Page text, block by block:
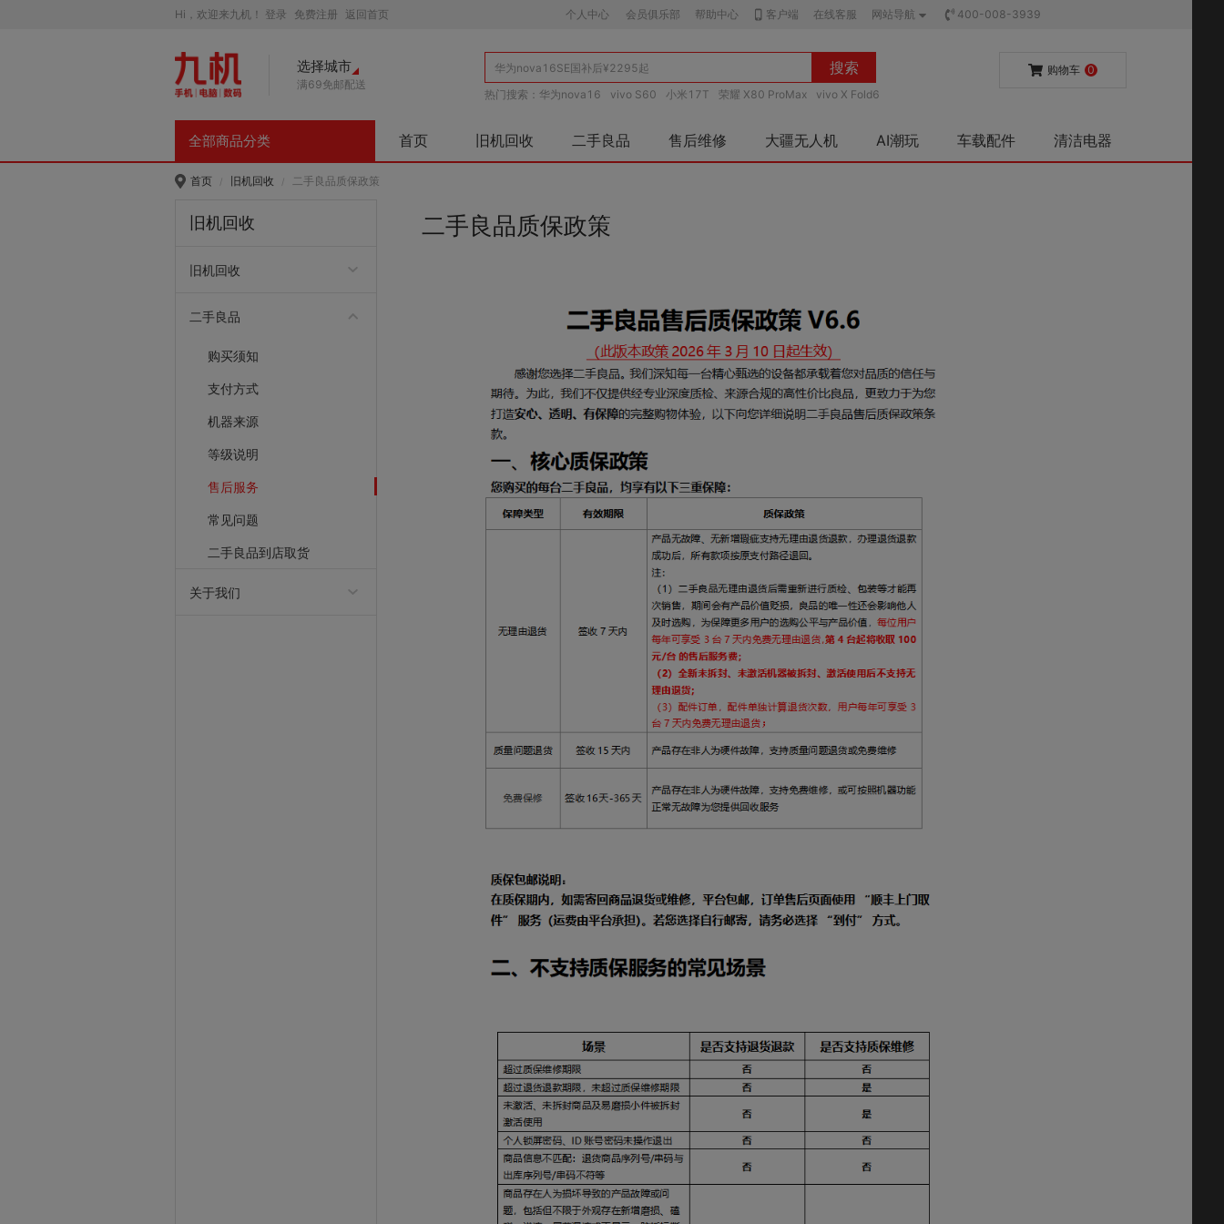
Hi，欢迎来九机！ 登录 免费注册 返回首页 个人中心 会员俱乐部 帮助中心 客户端 在线客服 网站导航 400-008-3939
选择城市
满69免邮配送
搜索
热门搜索： 华为nova16 vivo S60 小米17T 荣耀 X80 ProMax vivo X Fold6
购物车 0
全部商品分类 首页 旧机回收 二手良品 售后维修 大疆无人机 AI潮玩 车载配件 清洁电器
首页 / 旧机回收 / 二手良品质保政策
旧机回收
旧机回收
二手良品
购买须知
支付方式
机器来源
等级说明
售后服务
常见问题
二手良品到店取货
关于我们
二手良品质保政策